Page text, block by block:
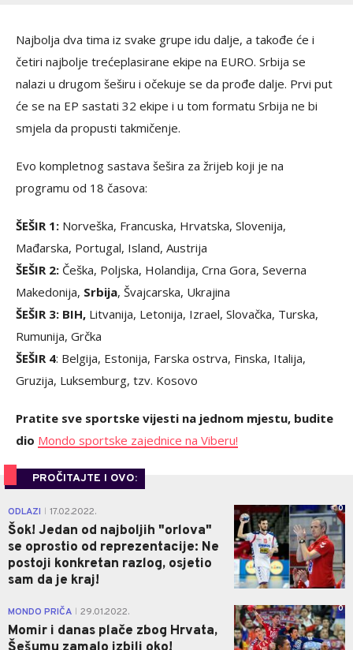
Najbolja dva tima iz svake grupe idu dalje, a takođe će i
četiri najbolje trećeplasirane ekipe na EURO. Srbija se
nalazi u drugom šeširu i očekuje se da prođe dalje. Prvi put
će se na EP sastati 32 ekipe i u tom formatu Srbija ne bi
smjela da propusti takmičenje.
Evo kompletnog sastava šešira za žrijeb koji je na
programu od 18 časova:
ŠEŠIR 1: Norveška, Francuska, Hrvatska, Slovenija,
Mađarska, Portugal, Island, Austrija
ŠEŠIR 2: Češka, Poljska, Holandija, Crna Gora, Severna
Makedonija, Srbija, Švajcarska, Ukrajina
ŠEŠIR 3: BIH, Litvanija, Letonija, Izrael, Slovačka, Turska,
Rumunija, Grčka
ŠEŠIR 4: Belgija, Estonija, Farska ostrva, Finska, Italija,
Gruzija, Luksemburg, tzv. Kosovo
Pratite sve sportske vijesti na jednom mjestu, budite
dio Mondo sportske zajednice na Viberu!
PROČITAJTE I OVO:
ODLAZI 17.02.2022.
Šok! Jedan od najboljih "orlova"
se oprostio od reprezentacije: Ne
postoji konkretan razlog, osjetio
sam da je kraj!
0
MONDO PRIČA 29.01.2022.
Momir i danas plače zbog Hrvata,
0